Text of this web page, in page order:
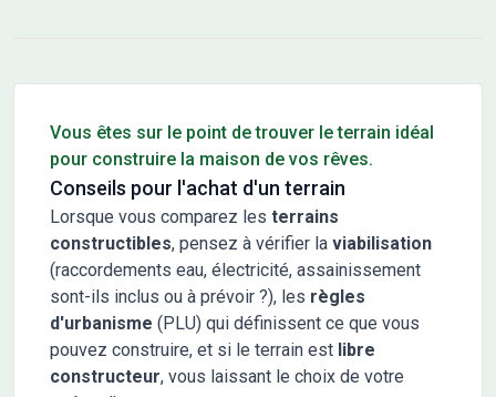
Vous êtes sur le point de trouver le terrain idéal
pour construire la maison de vos rêves.
Conseils pour l'achat d'un terrain
Lorsque vous comparez les terrains
constructibles, pensez à vérifier la viabilisation
(raccordements eau, électricité, assainissement
sont-ils inclus ou à prévoir ?), les règles
d'urbanisme (PLU) qui définissent ce que vous
pouvez construire, et si le terrain est libre
constructeur, vous laissant le choix de votre